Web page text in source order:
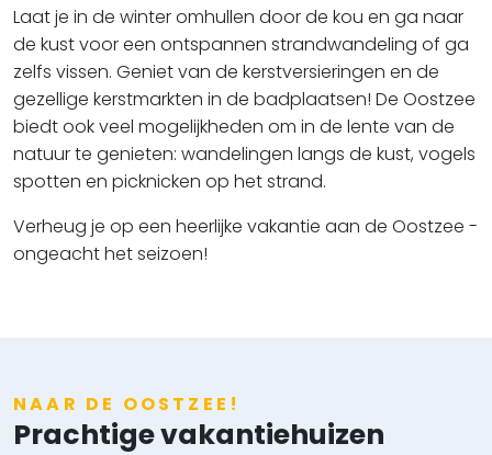
Laat je in de winter omhullen door de kou en ga naar
de kust voor een ontspannen strandwandeling of ga
zelfs vissen. Geniet van de kerstversieringen en de
gezellige kerstmarkten in de badplaatsen! De Oostzee
biedt ook veel mogelijkheden om in de lente van de
natuur te genieten: wandelingen langs de kust, vogels
spotten en picknicken op het strand.
Verheug je op een heerlijke vakantie aan de Oostzee -
ongeacht het seizoen!
NAAR DE OOSTZEE!
Prachtige vakantiehuizen